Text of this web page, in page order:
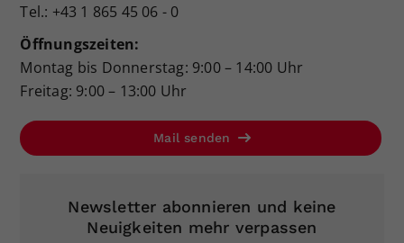
Tel.: +43 1 865 45 06 - 0
Öffnungszeiten:
Montag bis Donnerstag: 9:00 – 14:00 Uhr
Freitag: 9:00 – 13:00 Uhr
Mail senden
Newsletter abonnieren und keine
Neuigkeiten mehr verpassen